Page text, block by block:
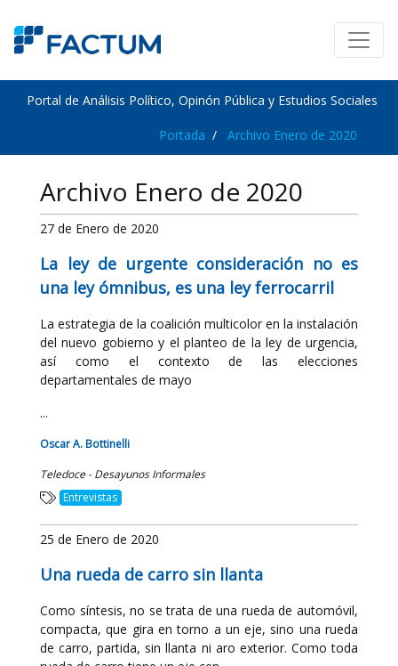
Portal de Análisis Político, Opinón Pública y Estudios Sociales
Portada Archivo Enero de 2020
Archivo Enero de 2020
27 de Enero de 2020
La ley de urgente consideración no es
una ley ómnibus, es una ley ferrocarril
La estrategia de la coalición multicolor en la instalación
del nuevo gobierno y el planteo de la ley de urgencia,
así como el contexto de las elecciones
departamentales de mayo
...
Oscar A. Bottinelli
Teledoce - Desayunos Informales
Entrevistas
25 de Enero de 2020
Una rueda de carro sin llanta
Como síntesis, no se trata de una rueda de automóvil,
compacta, que gira en torno a un eje, sino una rueda
de carro, partida, sin llanta ni aro exterior. Como toda